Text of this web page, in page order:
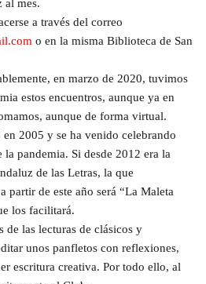
al mes.
a través del correo
o en la misma Biblioteca de San
en marzo de 2020, tuvimos
estos encuentros, aunque ya en
aunque de forma virtual.
2005 y se ha venido celebrando
pandemia. Si desde 2012 era la
de las Letras, la que
partir de este año será “La Maleta
los facilitará.
de las lecturas de clásicos y
unos panfletos con reflexiones,
escritura creativa. Por todo ello, al